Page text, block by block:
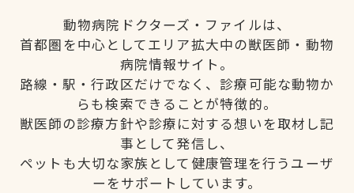
動物病院ドクターズ・ファイルは、
首都圏を中心としてエリア拡大中の獣医師・動物
病院情報サイト。
路線・駅・行政区だけでなく、診療可能な動物か
らも検索できることが特徴的。
獣医師の診療方針や診療に対する想いを取材し記
事として発信し、
ペットも大切な家族として健康管理を行うユーザ
ーをサポートしています。